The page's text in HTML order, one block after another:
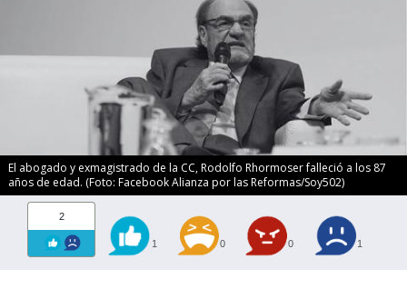
El abogado y exmagistrado de la CC, Rodolfo Rhormoser falleció a los 87
años de edad. (Foto: Facebook Alianza por las Reformas/Soy502)
2
1 0 0 1